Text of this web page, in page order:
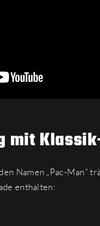
mit
Namen „Pac-Man“
enthalten: